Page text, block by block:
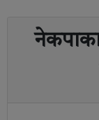
नेकपाका